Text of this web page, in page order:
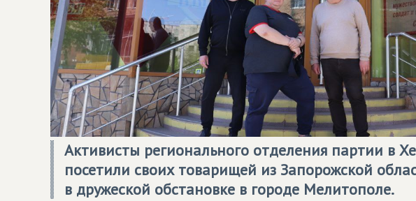
Активисты регионального отделения партии в
посетили своих товарищей из Запорожской
в дружеской обстановке в городе Мелитополе.